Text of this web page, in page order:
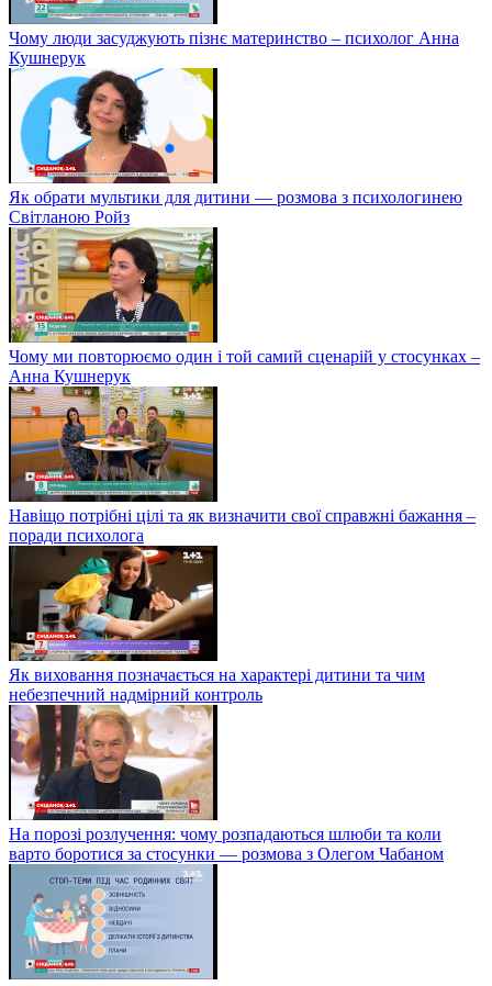
Чому люди засуджують пізнє материнство – психолог Анна
Кушнерук
Як обрати мультики для дитини — розмова з психологинею
Світланою Ройз
Чому ми повторюємо один і той самий сценарій у стосунках –
Анна Кушнерук
Навіщо потрібні цілі та як визначити свої справжні бажання –
поради психолога
Як виховання позначається на характері дитини та чим
небезпечний надмірний контроль
На порозі розлучення: чому розпадаються шлюби та коли
варто боротися за стосунки — розмова з Олегом Чабаном